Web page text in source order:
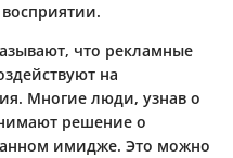
что рекламные
на
Многие люди, узнав о
решение о
имидже. Это можно